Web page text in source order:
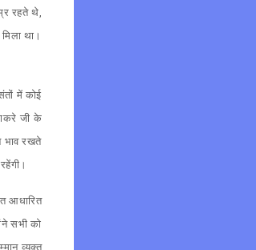
रहते थे,
था।
में कोई
जी के
भाव रखते
आधारित
सभी को
व्यक्त